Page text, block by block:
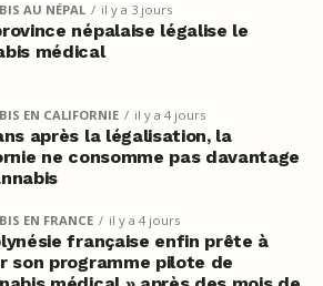
AU NÉPAL il y a 3 jours
népalaise légalise le
médical
EN CALIFORNIE il y a 4 jours
après la légalisation, la
ne consomme pas davantage
EN FRANCE il y a 4 jours
française enfin prête à
son programme pilote de